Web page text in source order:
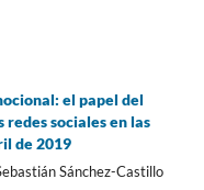
el papel del
sociales en las
de 2019
Sánchez-Castillo